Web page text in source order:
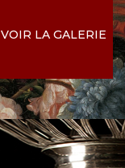
VOIR LA GALERIE